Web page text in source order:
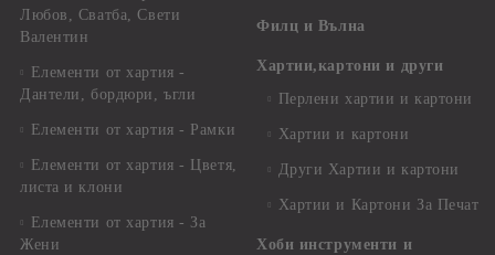
Любов, Сватба, Свети
Валентин
Елементи от хартия -
Дантели, бордюри, ъгли
Елементи от хартия - Рамки
Елементи от хартия - Цветя,
листа и клони
Елементи от хартия - За
Жени
Филц и Вълна
Хартии,картони и други
Перлени хартии и картони
Хартии и картони
Други Хартии и картони
Хартии и Картони За Печат
Хоби инструменти и